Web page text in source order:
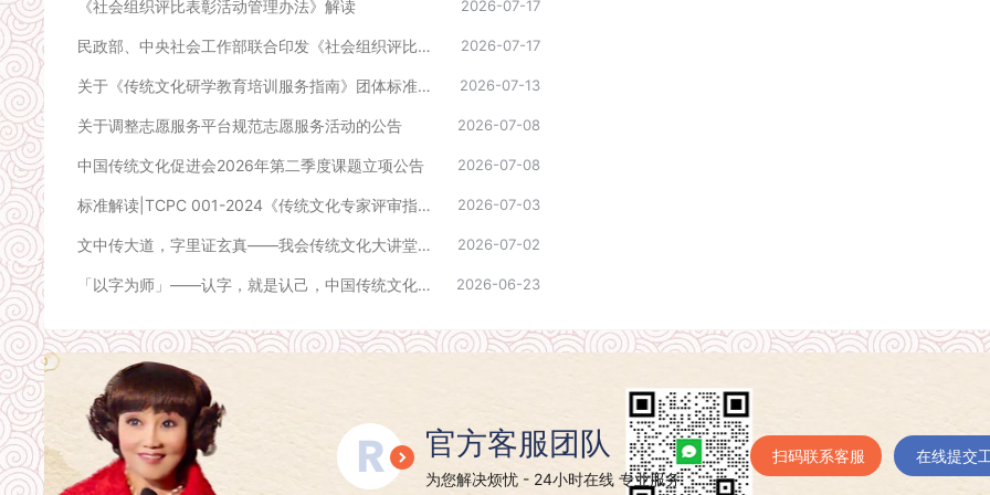
《社会组织评比表彰活动管理办法》解读 2026-07-17
民政部、中央社会工作部联合印发《社会组织评比表彰活动管理办法》 2026-07-17
关于《传统文化研学教育培训服务指南》团体标准立项公告 2026-07-13
关于调整志愿服务平台规范志愿服务活动的公告 2026-07-08
中国传统文化促进会2026年第二季度课题立项公告 2026-07-08
标准解读|TCPC 001-2024《传统文化专家评审指南》 2026-07-03
文中传大道，字里证玄真——我会传统文化大讲堂第三期在京如期举行 2026-07-02
「以字为师」——认字，就是认己，中国传统文化大讲堂线下活动预告 2026-06-23
官方客服团队
为您解决烦忧 - 24小时在线 专业服务
扫码联系客服 在线提交